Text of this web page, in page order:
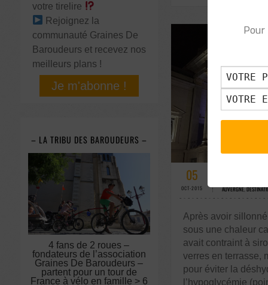
votre tirelire
Rejoignez la
communauté Graines De
Baroudeurs et recevez nos
meilleurs plans !
Je m'abonne !
– LA TRIBU DES BAROUDEURS –
4 fans de 2 roues –
fondateurs de l’association
Graines De Baroudeurs –
partent pour un tour de
France à vélo en famille > 6
56
05
OCT-2015 AUVERGNE,
Après avoir
sous une chaleur
avait contraint à
verres en terrasse,
pour éviter la
l’hypoglycémie